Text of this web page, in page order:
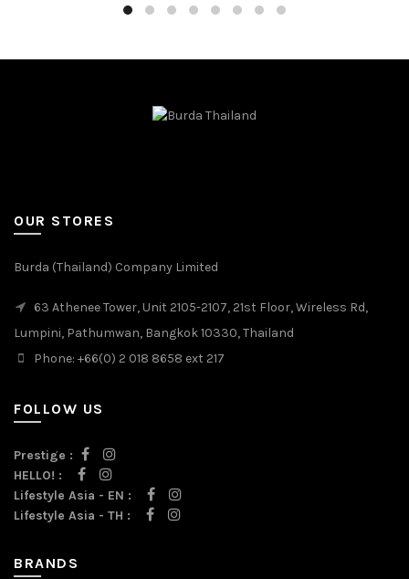
OUR STORES
Burda (Thailand) Company Limited
63 Athenee Tower, Unit 2105-2107, 21st Floor, Wireless Rd,
Lumpini, Pathumwan, Bangkok 10330, Thailand
Phone: +66(0) 2 018 8658 ext 217
FOLLOW US
Prestige :
HELLO! :
Lifestyle Asia - EN :
Lifestyle Asia - TH :
BRANDS